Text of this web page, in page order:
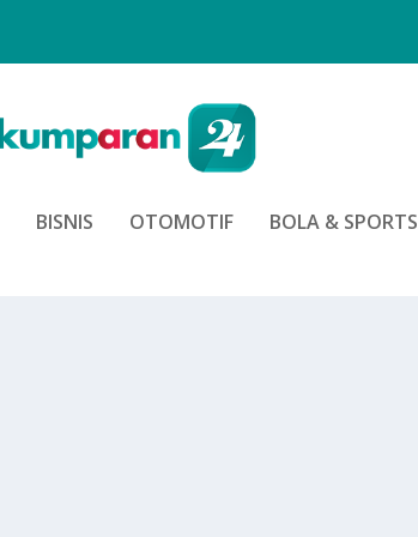
BISNIS OTOMOTIF BOLA & SPORTS